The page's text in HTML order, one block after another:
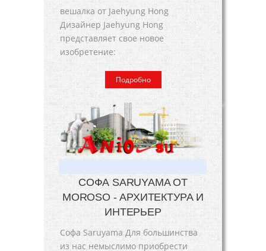
вешалка от Jaehyung Hong
Дизайнер Jaehyung Hong
представляет свое новое
изобретение:
Подробно
СОФА SARUYAMA ОТ
MOROSO - АРХИТЕКТУРА И
ИНТЕРЬЕР
Софа Saruyama Для большинства
из нас немыслимо приобрести